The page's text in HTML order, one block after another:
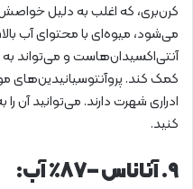
کرن‌بری، که اغلب به دلیل
می‌شود، میوه‌ای با محتوای آب
آنتی‌اکسیدان‌هاست و می‌تواند
کمک کند. پروآنتوسیانیدین‌های
ادراری شهرت دارند. می‌توانید آن
کنید.
۹. آناناس – ۸۷٪ آب: